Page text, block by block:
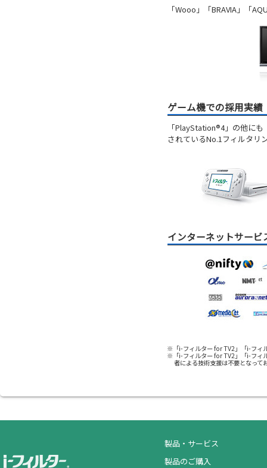
「Wooo」「BRAVIA」「
ゲーム機での採用実績
「PlayStation®4」の他に
されているNo.1フィルタリ
インターネットサー
※「i-フィルター for TV2」「i-フィ
※「i-フィルター for TV2」「i-フィ
者による技術支援は不要となって
製品・サービス
製品のご購入